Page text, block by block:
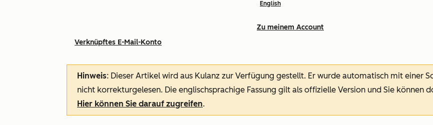
English
Zu meinem Account
Verknüpftes E-Mail-Konto
Hinweis: Dieser Artikel wird aus Kulanz zur Verfügung gestellt. Er wurde automatisch mit einer
nicht korrekturgelesen. Die englischsprachige Fassung gilt als offizielle Version und Sie
Hier können Sie darauf zugreifen.